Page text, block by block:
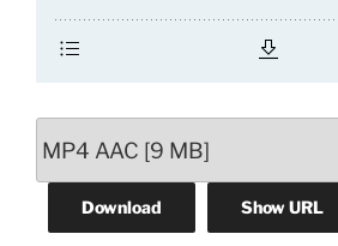
Download Show URL